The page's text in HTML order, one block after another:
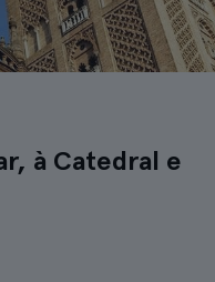
à Catedral e